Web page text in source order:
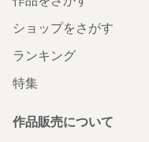
ショップをさがす
ランキング
特集
作品販売について